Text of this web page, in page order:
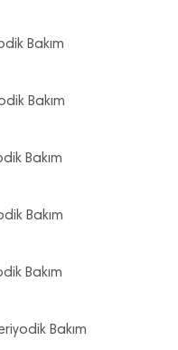
Bakım
Bakım
Bakım
Bakım
Bakım
Bakım